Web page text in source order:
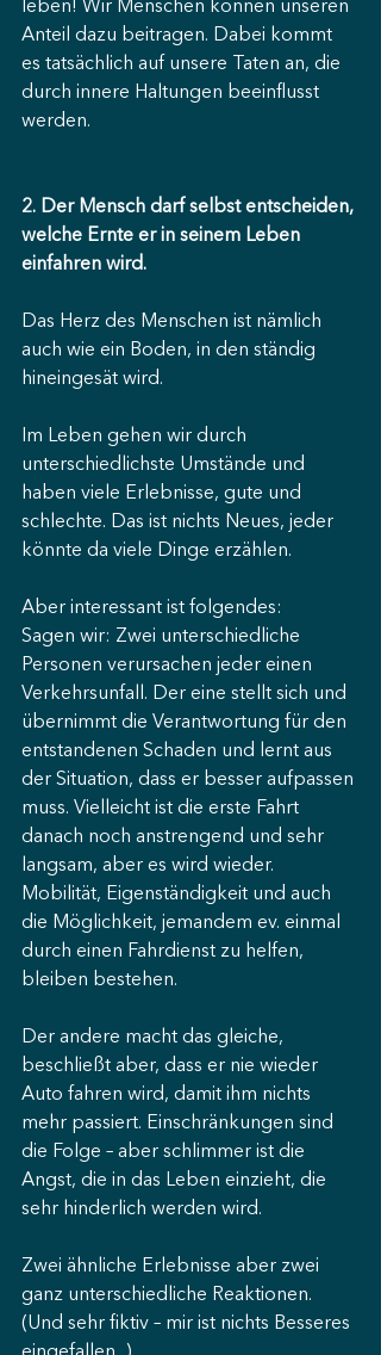
leben! Wir Menschen können unseren
Anteil dazu beitragen. Dabei kommt
es tatsächlich auf unsere Taten an, die
durch innere Haltungen beeinflusst
werden.
2. Der Mensch darf selbst entscheiden,
welche Ernte er in seinem Leben
einfahren wird.
Das Herz des Menschen ist nämlich
auch wie ein Boden, in den ständig
hineingesät wird.
Im Leben gehen wir durch
unterschiedlichste Umstände und
haben viele Erlebnisse, gute und
schlechte. Das ist nichts Neues, jeder
könnte da viele Dinge erzählen.
Aber interessant ist folgendes:
Sagen wir: Zwei unterschiedliche
Personen verursachen jeder einen
Verkehrsunfall. Der eine stellt sich und
übernimmt die Verantwortung für den
entstandenen Schaden und lernt aus
der Situation, dass er besser aufpassen
muss. Vielleicht ist die erste Fahrt
danach noch anstrengend und sehr
langsam, aber es wird wieder.
Mobilität, Eigenständigkeit und auch
die Möglichkeit, jemandem ev. einmal
durch einen Fahrdienst zu helfen,
bleiben bestehen.
Der andere macht das gleiche,
beschließt aber, dass er nie wieder
Auto fahren wird, damit ihm nichts
mehr passiert. Einschränkungen sind
die Folge – aber schlimmer ist die
Angst, die in das Leben einzieht, die
sehr hinderlich werden wird.
Zwei ähnliche Erlebnisse aber zwei
ganz unterschiedliche Reaktionen.
(Und sehr fiktiv – mir ist nichts Besseres